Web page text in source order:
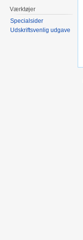
Værktøjer
Specialsider
Udskriftsvenlig udgave